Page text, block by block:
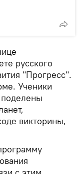
русского
"Прогресс".
Ученики
викторины,